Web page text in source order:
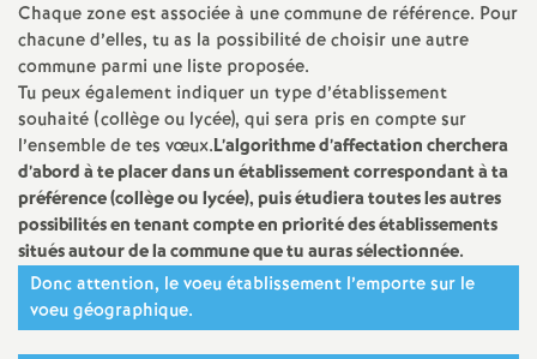
é
a
n
s
T
Chaque zone est associée à une commune de référence. Pour
chacune d’elles, tu as la possibilité de choisir une autre
commune parmi une liste proposée.
Tu peux également indiquer un type d’établissement
souhaité (collège ou lycée), qui sera pris en compte sur
l’ensemble de tes vœux.L’algorithme d’affectation cherchera
d’abord à te placer dans un établissement correspondant à ta
préférence (collège ou lycée), puis étudiera toutes les autres
possibilités en tenant compte en priorité des établissements
situés autour de la commune que tu auras sélectionnée.
Donc attention, le voeu établissement l’emporte sur le
voeu géographique.